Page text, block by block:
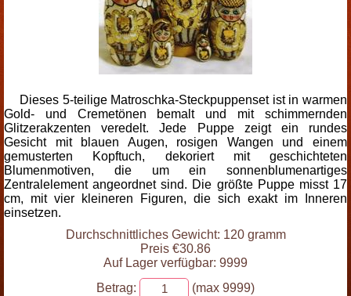
Dieses 5-teilige Matroschka-Steckpuppenset ist in warmen
Gold- und Cremetönen bemalt und mit schimmernden
Glitzerakzenten veredelt. Jede Puppe zeigt ein rundes
Gesicht mit blauen Augen, rosigen Wangen und einem
gemusterten Kopftuch, dekoriert mit geschichteten
Blumenmotiven, die um ein sonnenblumenartiges
Zentralelement angeordnet sind. Die größte Puppe misst 17
cm, mit vier kleineren Figuren, die sich exakt im Inneren
einsetzen.
Durchschnittliches Gewicht: 120 gramm
Preis €30.86
Auf Lager verfügbar: 9999
Betrag:
(max 9999)